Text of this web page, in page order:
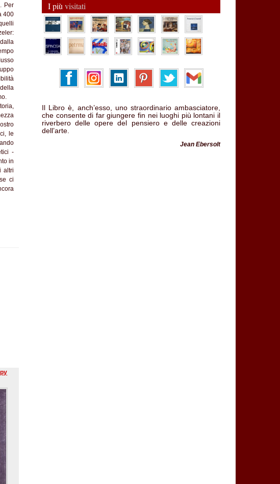
Per
400
le
-
in
altri
ci
I più visitati
Il Libro è, anch’esso, uno straordinario ambasciatore,
che consente di far giungere fin nei luoghi più lontani il
riverbero delle opere del pensiero e delle creazioni
dell’arte.
Jean Ebersolt